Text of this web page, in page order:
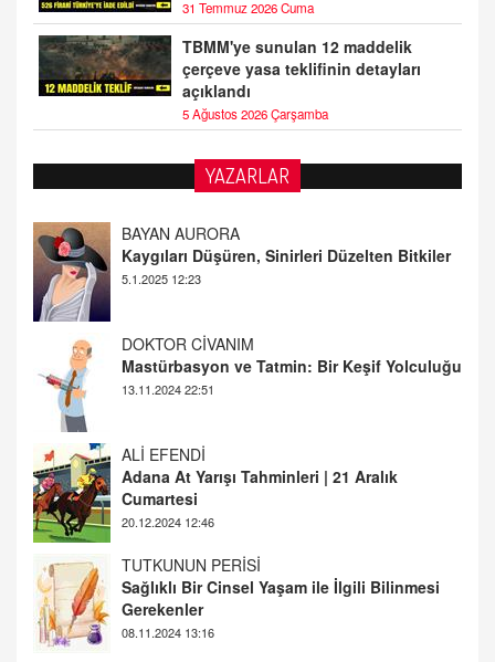
31 Temmuz 2026 Cuma
TBMM'ye sunulan 12 maddelik
çerçeve yasa teklifinin detayları
açıklandı
5 Ağustos 2026 Çarşamba
YAZARLAR
DOKTOR CİVANIM
Mastürbasyon ve Tatmin: Bir Keşif Yolculuğu
13.11.2024 22:51
ALİ EFENDİ
Adana At Yarışı Tahminleri | 21 Aralık
Cumartesi
TUTKUNUN PERİSİ
Sağlıklı Bir Cinsel Yaşam ile İlgili Bilinmesi
Gerekenler
08.11.2024 13:16
FARUK ÖNALAN
Tezkere Onaylanmasaydı…
2 Kasım 2021 Salı 00:11